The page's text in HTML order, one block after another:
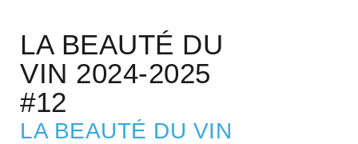
LA BEAUTÉ DU
VIN 2024-2025
#12
LA BEAUTÉ DU VIN